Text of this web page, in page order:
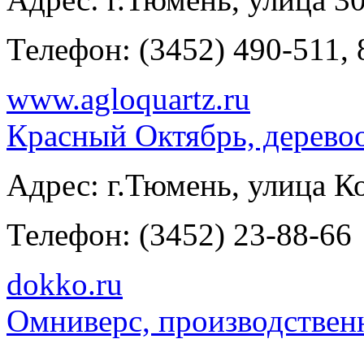
Телефон: (3452) 490-511,
www.agloquartz.ru
Красный Октябрь,
Адрес: г.Тюмень, улица
Телефон: (3452) 23-88-66
dokko.ru
Омниверс,